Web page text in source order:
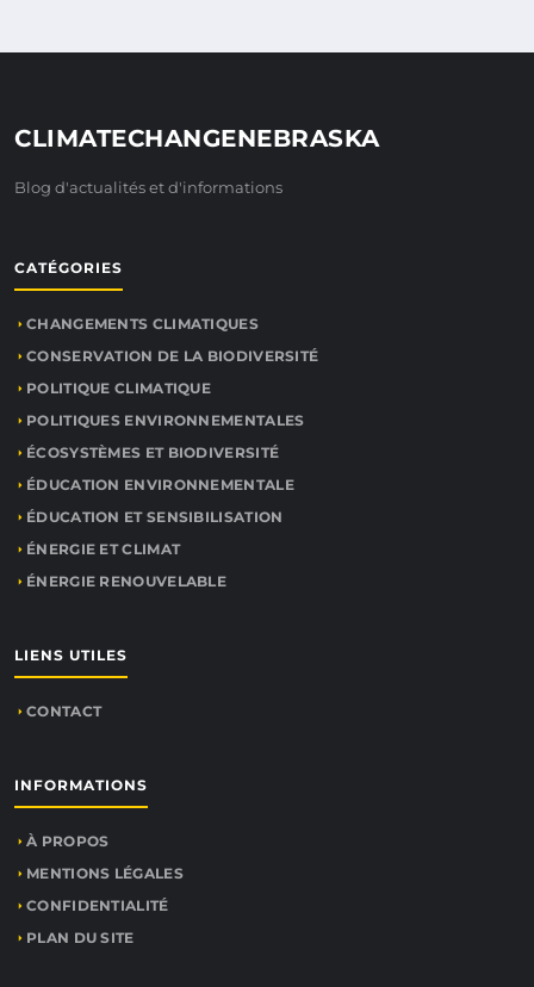
CLIMATECHANGENEBRASKA
Blog d'actualités et d'informations
CATÉGORIES
CHANGEMENTS CLIMATIQUES
CONSERVATION DE LA BIODIVERSITÉ
POLITIQUE CLIMATIQUE
POLITIQUES ENVIRONNEMENTALES
ÉCOSYSTÈMES ET BIODIVERSITÉ
ÉDUCATION ENVIRONNEMENTALE
ÉDUCATION ET SENSIBILISATION
ÉNERGIE ET CLIMAT
ÉNERGIE RENOUVELABLE
LIENS UTILES
CONTACT
INFORMATIONS
À PROPOS
MENTIONS LÉGALES
CONFIDENTIALITÉ
PLAN DU SITE